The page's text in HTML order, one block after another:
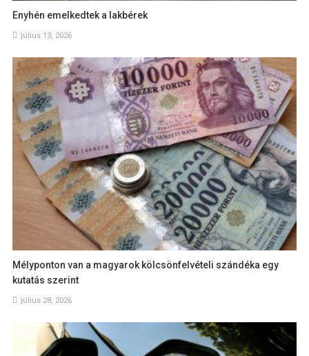
Enyhén emelkedtek a lakbérek
július 13, 2026
Mélyponton van a magyarok kölcsönfelvételi szándéka egy
kutatás szerint
július 28, 2026